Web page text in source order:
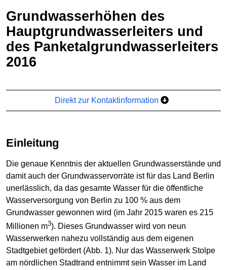
Grundwasserhöhen des
Hauptgrundwasserleiters und
des Panketalgrundwasserleiters
2016
Direkt zur Kontaktinformation
Einleitung
Die genaue Kenntnis der aktuellen Grundwasserstände und
damit auch der Grundwasservorräte ist für das Land Berlin
unerlässlich, da das gesamte Wasser für die öffentliche
Wasserversorgung von Berlin zu 100 % aus dem
Grundwasser gewonnen wird (im Jahr 2015 waren es 215
Millionen m3). Dieses Grundwasser wird von neun
Wasserwerken nahezu vollständig aus dem eigenen
Stadtgebiet gefördert (Abb. 1). Nur das Wasserwerk Stolpe
am nördlichen Stadtrand entnimmt sein Wasser im Land